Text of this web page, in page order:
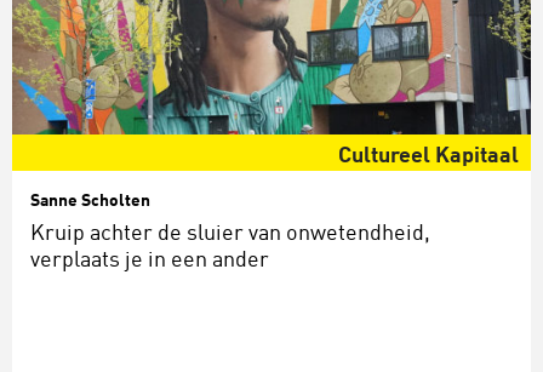
Cultureel Kapitaal
Sanne Scholten
Kruip achter de sluier van onwetendheid,
verplaats je in een ander